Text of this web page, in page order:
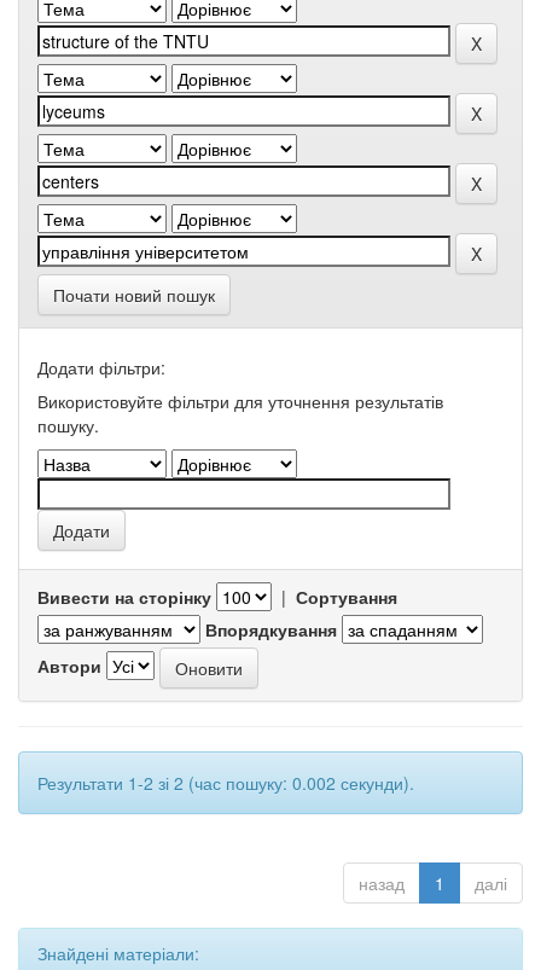
Почати новий пошук
Додати фільтри:
Використовуйте фільтри для уточнення результатів
пошуку.
Вивести на сторінку | Сортування
Впорядкування
Автори
Результати 1-2 зі 2 (час пошуку: 0.002 секунди).
назад 1 далі
Знайдені матеріали: